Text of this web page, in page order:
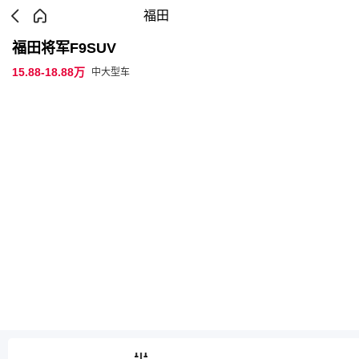
福田
福田将军F9SUV
15.88-18.88万 中大型车